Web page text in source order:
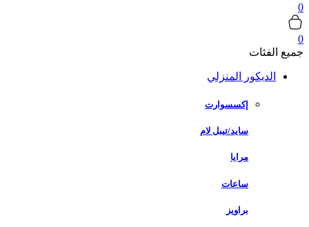
0
0
جميع الفئات
الديكور المنزلي
إكسسوارت
سايد/تيبل لام
مرايا
ساعات
براويز